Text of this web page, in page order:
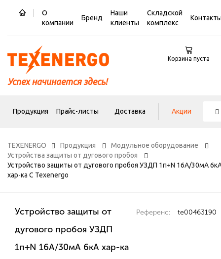
О
компании
Бренд
Наши
клиенты
Складской
комплекс
Успех начинается здесь!
Корзина пуста
Продукция Прайс-листы Доставка Акции
TEXENERGO Продукция
Модульное оборудование
Устройства защиты от дугового пробоя
Устройство защиты от дугового пробоя УЗДП 1п+N 16А/30мА
хар-ка С Texenergo
Устройство защиты от
дугового пробоя УЗДП
1п+N 16А/30мА 6кА хар-ка
Референс: te00463190